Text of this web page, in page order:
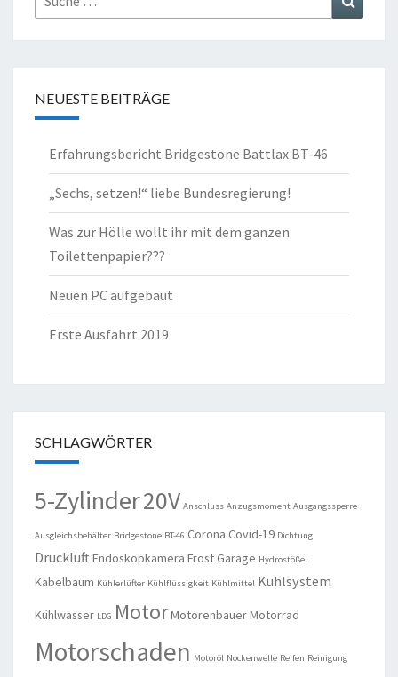
nach:
NEUESTE BEITRÄGE
Erfahrungsbericht Bridgestone Battlax BT-46
„Sechs, setzen!“ liebe Bundesregierung!
Was zur Hölle wollt ihr mit dem ganzen
Toilettenpapier???
Neuen PC aufgebaut
Erste Ausfahrt 2019
SCHLAGWÖRTER
5-Zylinder20V Anschluss Anzugsmoment Ausgangssperre
Ausgleichsbehälter Bridgestone BT-46 Corona Covid-19 Dichtung
DruckluftEndoskopkamera Frost Garage Hydrostößel
Kabelbaum Kühlerlüfter Kühlflüssigkeit Kühlmittel Kühlsystem
Kühlwasser LDG MotorMotorenbauerMotorrad
Motorschaden Motoröl Nockenwelle Reifen Reinigung